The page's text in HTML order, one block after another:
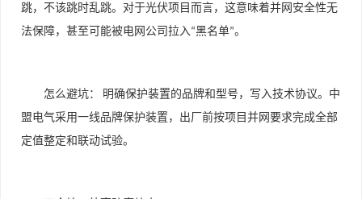
跳，不该跳时乱跳。对于光伏项目而言，这意味着并网安全性无
法保障，甚至可能被电网公司拉入 “黑名单”。
怎么避坑：
明确保护装置的品牌和型号，写入技术协议。中
盟电气采用一线品牌保护装置，出厂前按项目并网要求完成全部
定值整定和联动试验。